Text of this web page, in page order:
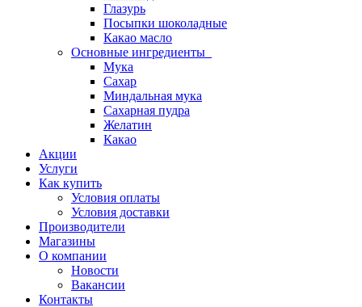
Глазурь
Посыпки шоколадные
Какао масло
Основные ингредиенты
Мука
Сахар
Миндальная мука
Сахарная пудра
Желатин
Какао
Акции
Услуги
Как купить
Условия оплаты
Условия доставки
Производители
Магазины
О компании
Новости
Вакансии
Контакты